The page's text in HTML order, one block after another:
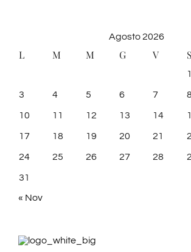
Agosto 2026
L M M G V S
1
3 4 5 6 7 8
10 11 12 13 14
17 18 19 20 21
24 25 26 27 28
31
« Nov